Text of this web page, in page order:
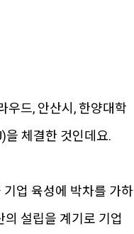
우드, 안산시, 한양대학
을 체결한 것인데요.
업 육성에 박차를 가하
설립을 계기로 기업